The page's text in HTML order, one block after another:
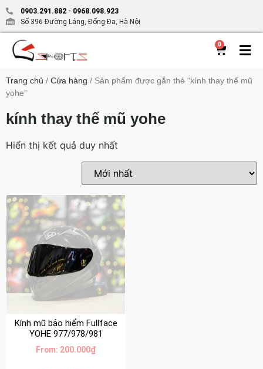
0903.291.882 - 0968.098.923
Số 396 Đường Láng, Đống Đa, Hà Nội
0
Trang chủ / Cửa hàng / Sản phẩm được gắn thẻ “kính thay thế mũ
yohe”
kính thay thế mũ yohe
Hiển thị kết quả duy nhất
Kính mũ bảo hiểm Fullface
YOHE 977/978/981
From: 200.000₫